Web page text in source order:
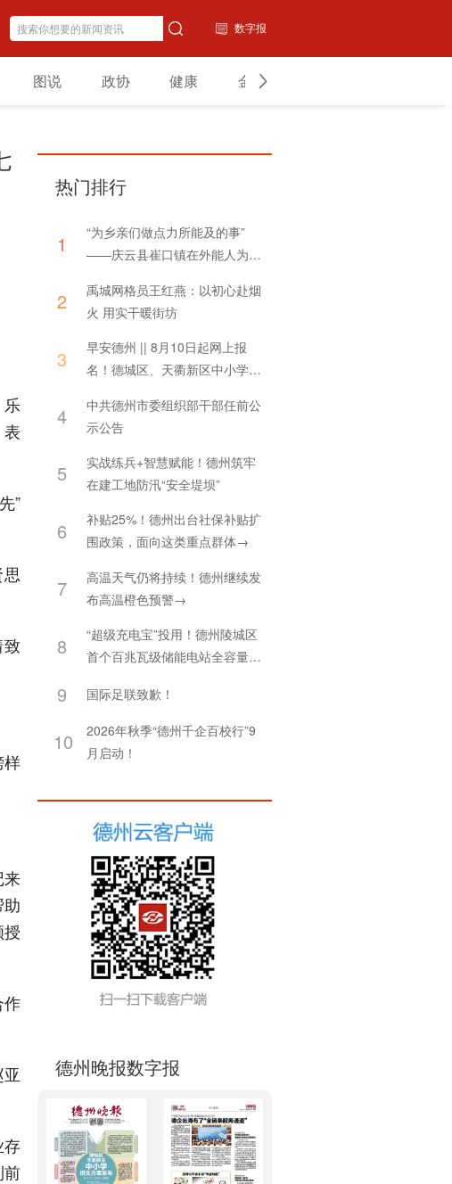
数字报
图说 政协 健康 金融
”
样
来
作
存
前
热门排行
1
“为乡亲们做点力所能及的事”
——庆云县崔口镇在外能人为家
2
禹城网格员王红燕：以初心赴烟
火 用实干暖街坊
3
早安德州 || 8月10日起网上报
名！德城区、天衢新区中小学招
4
中共德州市委组织部干部任前公
示公告
5
实战练兵+智慧赋能！德州筑牢
在建工地防汛“安全堤坝”
6
补贴25%！德州出台社保补贴扩
围政策，面向这类重点群体→
7
高温天气仍将持续！德州继续发
布高温橙色预警→
8
“超级充电宝”投用！德州陵城区
首个百兆瓦级储能电站全容量并
9 国际足联致歉！
10
2026年秋季“德州千企百校行”9
月启动！
德州晚报数字报